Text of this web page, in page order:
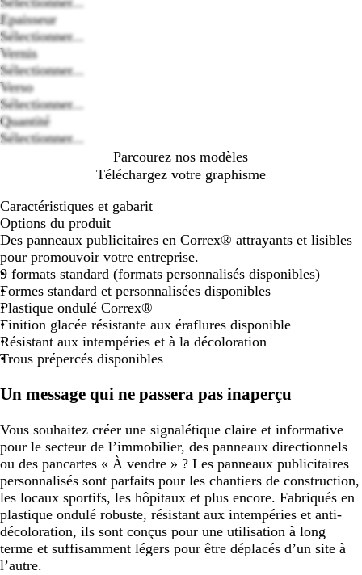
Epaisseur
Sélectionner...
Vernis
Sélectionner...
Verso
Sélectionner...
Quantité
Sélectionner...
Parcourez nos modèles
Téléchargez votre graphisme
Caractéristiques et gabarit
Options du produit
Des panneaux publicitaires en Correx® attrayants et lisibles
pour promouvoir votre entreprise.
9 formats standard (formats personnalisés disponibles)
Formes standard et personnalisées disponibles
Plastique ondulé Correx®
Finition glacée résistante aux éraflures disponible
Résistant aux intempéries et à la décoloration
Trous prépercés disponibles
Un message qui ne passera pas inaperçu
Vous souhaitez créer une signalétique claire et informative
pour le secteur de l’immobilier, des panneaux directionnels
ou des pancartes « À vendre » ? Les panneaux publicitaires
personnalisés sont parfaits pour les chantiers de construction,
les locaux sportifs, les hôpitaux et plus encore. Fabriqués en
plastique ondulé robuste, résistant aux intempéries et anti-
décoloration, ils sont conçus pour une utilisation à long
terme et suffisamment légers pour être déplacés d’un site à
l’autre.